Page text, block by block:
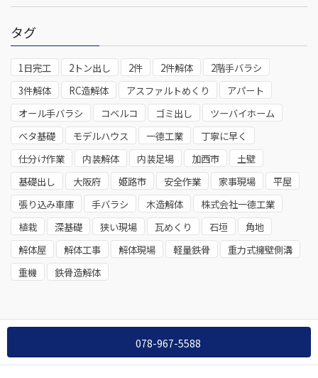
タグ
1日完工 2トン出し 2件 2件解体
2階手バラシ
3件解体
RC造解体 アスファルトめくり
アパート
オール手バラシ
コベルコ ゴミ出し
ツーバイホーム
ベタ基礎
モデルハウス 一德工業
丁寧に早く
仕分け作業
内装解体 内装足場 加西市
土壁
基礎出し
大阪府 姫路市 安全作業 家事現場
平屋
張り込み車庫
手バラシ 木造解体
株式会社一德工業
植栽
深基礎 狭い現場 瓦めくり 石垣
角地
解体屋
解体工事 解体現場 軽量鉄骨
重力式擁壁側溝
重機
鉄骨造解体
Copyright © 株式会社一德工業 , 2022 All Rights Reserved.
078-967-5588